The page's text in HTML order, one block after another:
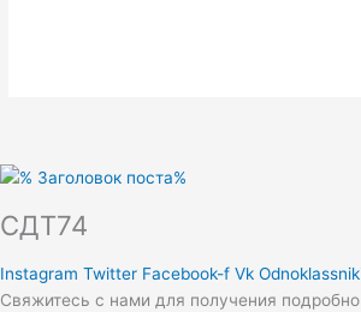
СДТ74
Instagram Twitter Facebook-f Vk
Свяжитесь с нами для получения